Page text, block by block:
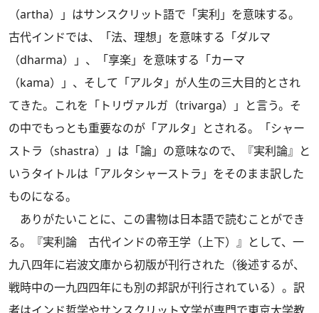
（artha）」はサンスクリット語で「実利」を意味する。
古代インドでは、「法、理想」を意味する「ダルマ
（dharma）」、「享楽」を意味する「カーマ
（kama）」、そして「アルタ」が人生の三大目的とされ
てきた。これを「トリヴァルガ（trivarga）」と言う。そ
の中でもっとも重要なのが「アルタ」とされる。「シャー
ストラ（shastra）」は「論」の意味なので、『実利論』と
いうタイトルは「アルタシャーストラ」をそのまま訳した
ものになる。
ありがたいことに、この書物は日本語で読むことができ
る。『実利論 古代インドの帝王学（上下）』として、一
九八四年に岩波文庫から初版が刊行された（後述するが、
戦時中の一九四四年にも別の邦訳が刊行されている）。訳